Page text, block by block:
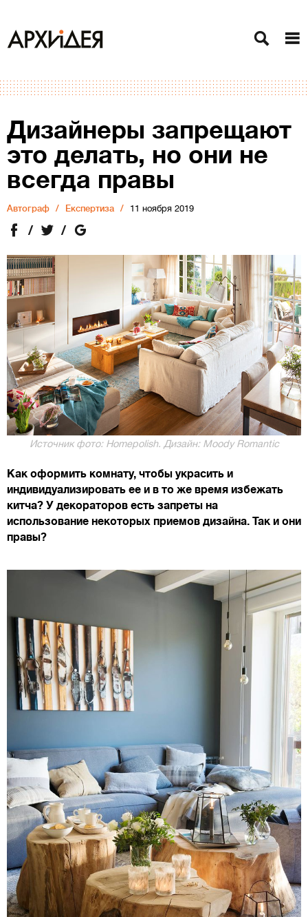
Дизайнеры запрещают
это делать, но они не
всегда правы
Автограф Експертиза 11 ноября 2019
Источник фото: Homepolish. Дизайн: Moody Romantic
Как оформить комнату, чтобы украсить и
индивидуализировать ее и в то же время избежать
китча? У декораторов есть запреты на
использование некоторых приемов дизайна. Так и они
правы?